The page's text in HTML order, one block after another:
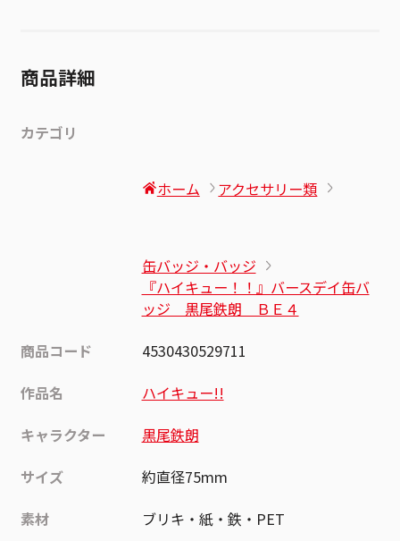
商品詳細
カテゴリ
ホーム アクセサリー類
缶バッジ・バッジ
『ハイキュー！！』バースデイ缶バ
ッジ 黒尾鉄朗 ＢＥ４
商品コード
4530430529711
作品名
ハイキュー!!
キャラクター
黒尾鉄朗
サイズ
約直径75mm
素材
ブリキ・紙・鉄・PET